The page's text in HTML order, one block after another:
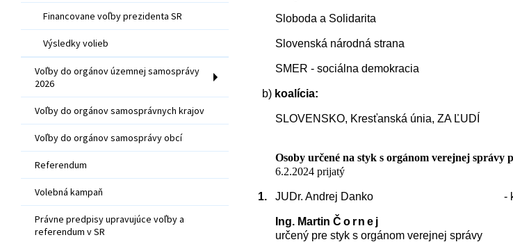
Financovane voľby prezidenta SR
Výsledky volieb
Voľby do orgánov územnej samosprávy
2026
Voľby do orgánov samosprávnych krajov
Voľby do orgánov samosprávy obcí
Referendum
Volebná kampaň
Právne predpisy upravujúce voľby a
referendum v SR
Sloboda a Solidarita
Slovenská národná strana
SMER - sociálna demokracia
b) koalícia:
SLOVENSKO, Kresťanská únia, ZA ĽUDÍ
Osoby určené na styk s orgánom verejnej správy
6.2.2024 prijatý
1. JUDr. Andrej Danko -
Ing. MartinČornej
určený pre styk s orgánom verejnej správy